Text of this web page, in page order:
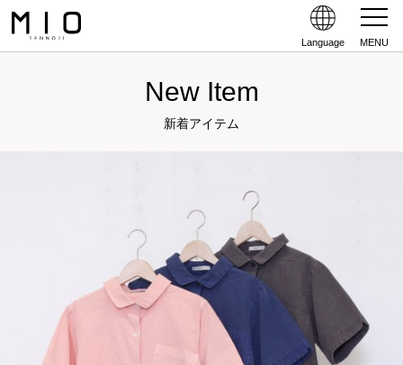
Language MENU
New Item
新着アイテム